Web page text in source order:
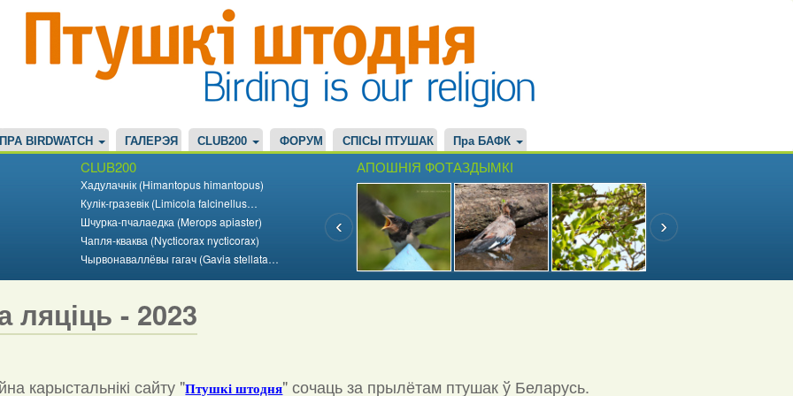
ПРА BIRDWATCH ГАЛЕРЭЯ CLUB200 ФОРУМ СПІСЫ ПТУШАК Пра БАФК
CLUB200
Хадулачнік (Himantopus himantopus)
Кулік-гразевік (Limicola falcinellus…
Шчурка-пчалаедка (Merops apiaster)
Чапля-кваква (Nycticorax nycticorax)
Чырвонаваллёвы гагач (Gavia stellata…
АПОШНІЯ ФОТАЗДЫМКІ
ляціць - 2023
карыстальнікі сайту "Птушкі штодня" сочаць за прылётам птушак ў Беларусь.